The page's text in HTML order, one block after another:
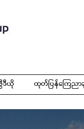
ဒီယို ထုတ်ပြန်ကြေညာ